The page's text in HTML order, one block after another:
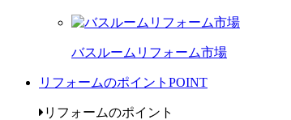
バスルームリフォーム市場
リフォームのポイント POINT
リフォームのポイント